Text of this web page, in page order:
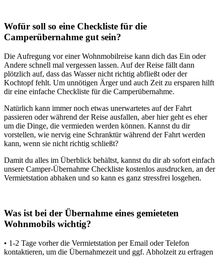
Wofür soll so eine Checkliste für die
Camperübernahme gut sein?
Die Aufregung vor einer Wohnmobilreise kann dich das Ein oder
Andere schnell mal vergessen lassen. Auf der Reise fällt dann
plötzlich auf, dass das Wasser nicht richtig abfließt oder der
Kochtopf fehlt. Um unnötigen Ärger und auch Zeit zu ersparen hilft
dir eine einfache Checkliste für die Camperübernahme.
Natürlich kann immer noch etwas unerwartetes auf der Fahrt
passieren oder während der Reise ausfallen, aber hier geht es eher
um die Dinge, die vermieden werden können. Kannst du dir
vorstellen, wie nervig eine Schranktür während der Fahrt werden
kann, wenn sie nicht richtig schließt?
Damit du alles im Überblick behältst, kannst du dir ab sofort einfach
unsere Camper-Übernahme Checkliste kostenlos ausdrucken, an der
Vermietstation abhaken und so kann es ganz stressfrei losgehen.
Was ist bei der Übernahme eines gemieteten
Wohnmobils wichtig?
• 1-2 Tage vorher die Vermietstation per Email oder Telefon
kontaktieren, um die Übernahmezeit und ggf. Abholzeit zu erfragen